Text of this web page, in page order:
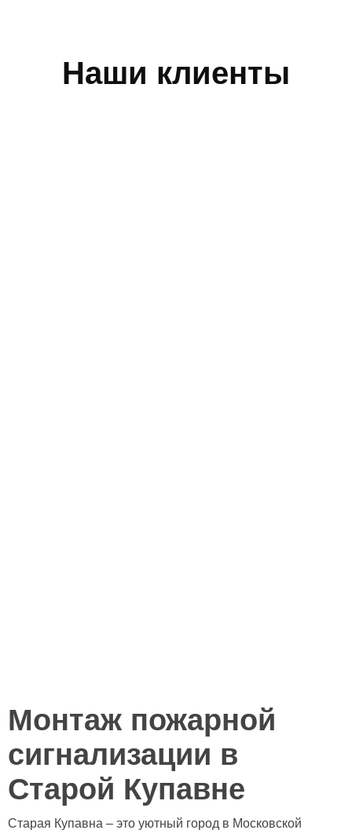
Наши клиенты
Монтаж пожарной
сигнализации в
Старой Купавне
Старая Купавна – это уютный город в Московской